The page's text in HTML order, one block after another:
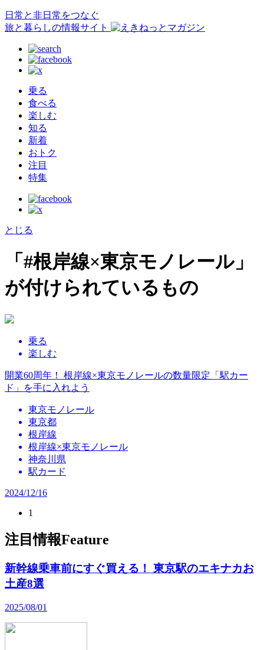
日常と非日常をつなぐ
旅と暮らしの情報サイト
乗る
食べる
楽しむ
知る
新着
おトク
注目
特集
とじる
「#根岸線×東京モノレール」
が付けられているもの
乗る
楽しむ
開業60周年！ 根岸線×東京モノレールの数量限定「駅カー
ド」を手に入れよう
東京モノレール
東京都
根岸線
根岸線×東京モノレール
神奈川県
駅カード
2024/12/16
1
注目情報Feature
新幹線乗車前にすぐ買える！ 東京駅のエキナカお
土産8選
2025/08/01